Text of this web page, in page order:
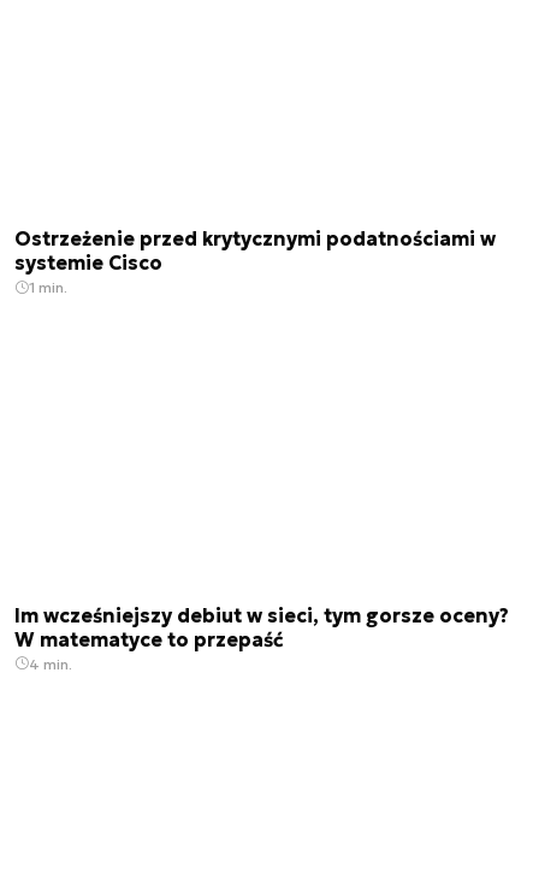
Ostrzeżenie przed krytycznymi podatnościami w
systemie Cisco
1 min.
Im wcześniejszy debiut w sieci, tym gorsze oceny?
W matematyce to przepaść
4 min.